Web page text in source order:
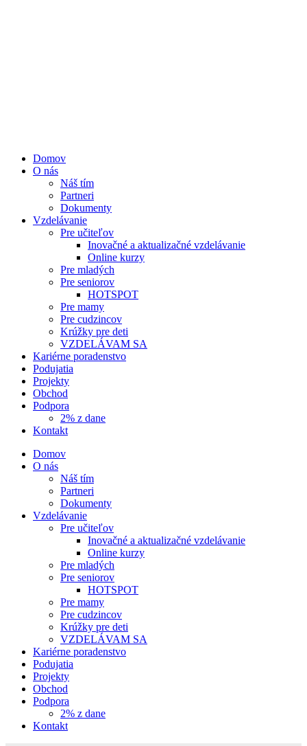
Domov
O nás
Náš tím
Partneri
Dokumenty
Vzdelávanie
Pre učiteľov
Inovačné a aktualizačné vzdelávanie
Online kurzy
Pre mladých
Pre seniorov
HOTSPOT
Pre mamy
Pre cudzincov
Krúžky pre deti
VZDELÁVAM SA
Kariérne poradenstvo
Podujatia
Projekty
Obchod
Podpora
2% z dane
Kontakt
Domov
O nás
Náš tím
Partneri
Dokumenty
Vzdelávanie
Pre učiteľov
Inovačné a aktualizačné vzdelávanie
Online kurzy
Pre mladých
Pre seniorov
HOTSPOT
Pre mamy
Pre cudzincov
Krúžky pre deti
VZDELÁVAM SA
Kariérne poradenstvo
Podujatia
Projekty
Obchod
Podpora
2% z dane
Kontakt